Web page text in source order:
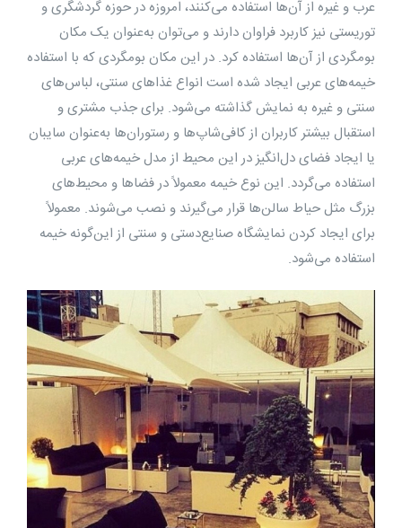
عرب و غیره از آن‌ها استفاده می‌کنند، امروزه در حوزه گردشگری و
توریستی نیز کاربرد فراوان دارند و می‌توان به‌عنوان یک مکان
بومگردی از آن‌ها استفاده کرد. در این مکان بومگردی که با استفاده
خیمه‌های عربی ایجاد شده است انواع غذاهای سنتی، لباس‌های
سنتی و غیره به نمایش گذاشته می‌شود. برای جذب مشتری و
استقبال بیشتر کاربران از کافی‌شاپ‌ها و رستوران‌ها به‌عنوان سایبان
یا ایجاد فضای دل‌انگیز در این محیط از مدل خیمه‌های عربی
استفاده می‌گردد. این نوع خیمه معمولاً در فضاها و محیط‌های
بزرگ مثل حیاط سالن‌ها قرار می‌گیرند و نصب می‌شوند. معمولاً
برای ایجاد کردن نمایشگاه صنایع‌دستی و سنتی از این‌گونه خیمه
استفاده می‌شود.